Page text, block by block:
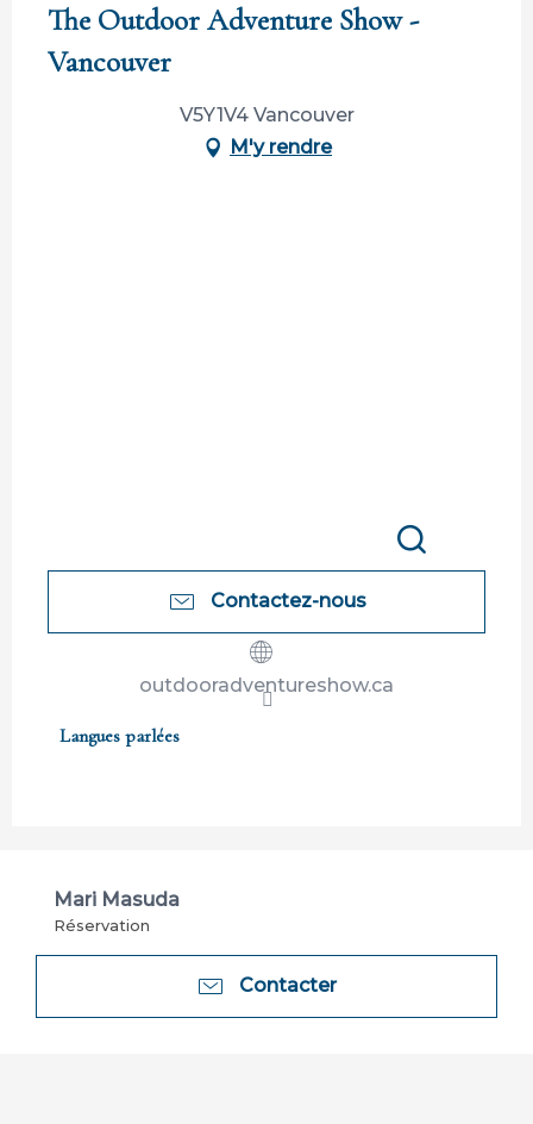
Recherche
The Outdoor Adventure Show -
Vancouver
V5Y1V4 Vancouver
M'y rendre
Contactez-nous
outdooradventureshow.ca
Langues parlées
Langues parlées
Mari Masuda
Réservation
Contacter